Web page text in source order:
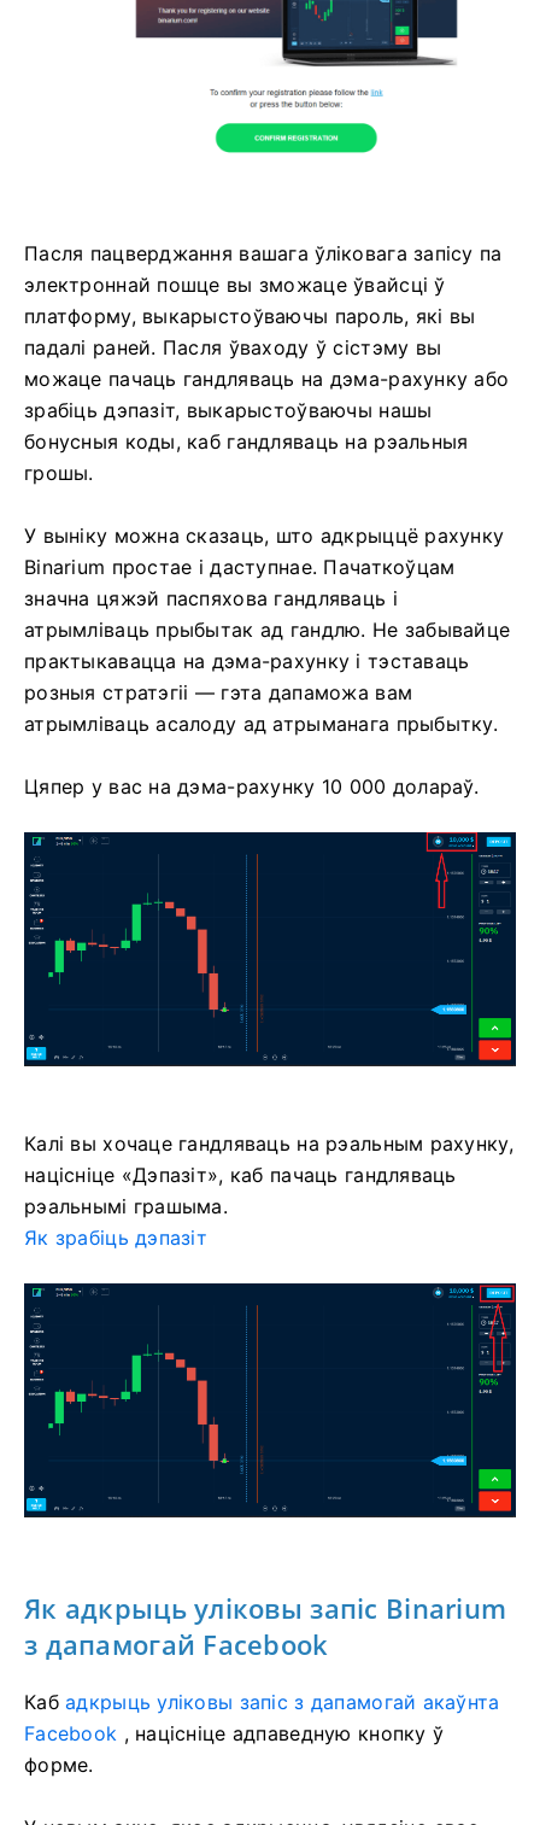
Пасля пацверджання вашага ўліковага запісу па
электроннай пошце вы зможаце ўвайсці ў
платформу, выкарыстоўваючы пароль, які вы
падалі раней. Пасля ўваходу ў сістэму вы
можаце пачаць гандляваць на дэма-рахунку або
зрабіць дэпазіт, выкарыстоўваючы нашы
бонусныя коды, каб гандляваць на рэальныя
грошы.
У выніку можна сказаць, што адкрыццё рахунку
Binarium простае і даступнае. Пачаткоўцам
значна цяжэй паспяхова гандляваць і
атрымліваць прыбытак ад гандлю. Не забывайце
практыкавацца на дэма-рахунку і тэставаць
розныя стратэгіі — гэта дапаможа вам
атрымліваць асалоду ад атрыманага прыбытку.
Цяпер у вас на дэма-рахунку 10 000 долараў.
Калі вы хочаце гандляваць на рэальным рахунку,
націсніце «Дэпазіт», каб пачаць гандляваць
рэальнымі грашыма.
Як зрабіць дэпазіт
Як адкрыць уліковы запіс Binarium
з дапамогай Facebook
Кабадкрыць уліковы запіс з дапамогай акаўнта
Facebook , націсніце адпаведную кнопку ў
форме.